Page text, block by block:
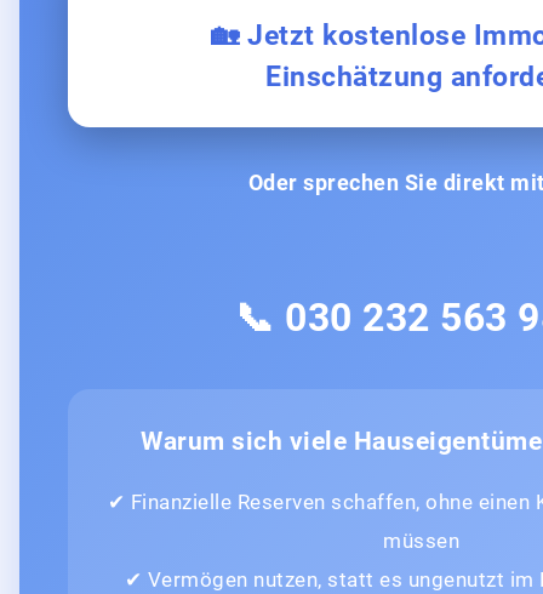
🏡 Jetzt kostenlose
Einschätzung
Oder sprechen Sie direkt
📞 030 232 563
Warum sich viele
✔ Finanzielle Reserven schaffen, ohne einen
müssen
✔ Vermögen nutzen, statt es ungenutzt im